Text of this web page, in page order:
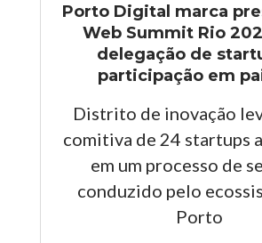
Porto Digital marca
Web Summit Rio
delegação de
participação em
Distrito de inovação
comitiva de 24 startups
em um processo de
conduzido pelo
Porto